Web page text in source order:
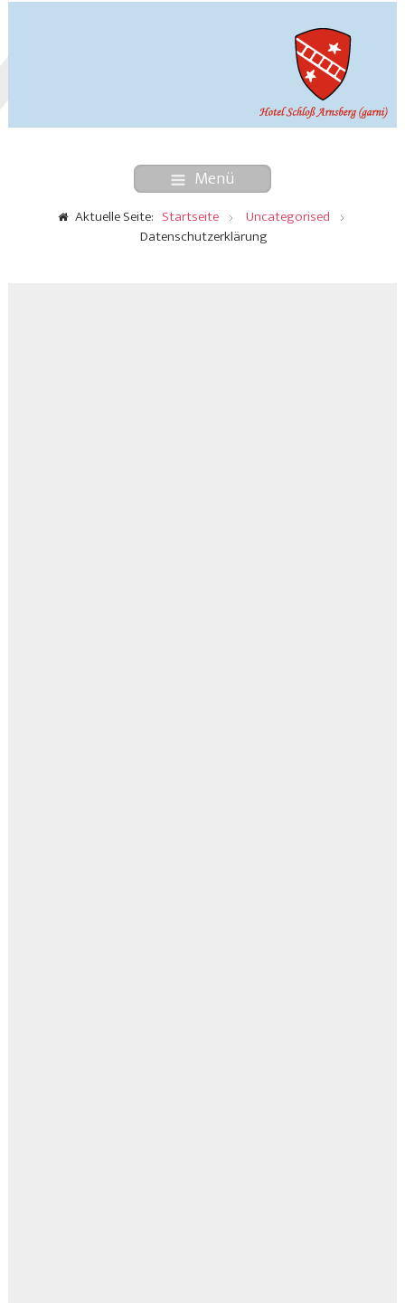
Menü
Aktuelle Seite: Startseite
Uncategorised
Datenschutzerklärung